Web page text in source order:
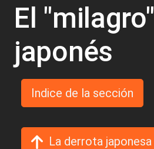
El "milagro"
japonés
Indice de la sección
La derrota japonesa